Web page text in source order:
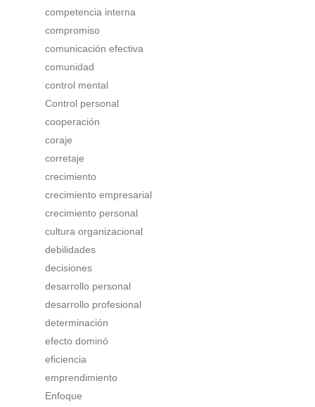
competencia interna
compromiso
comunicación efectiva
comunidad
control mental
Control personal
cooperación
coraje
corretaje
crecimiento
crecimiento empresarial
crecimiento personal
cultura organizacional
debilidades
decisiones
desarrollo personal
desarrollo profesional
determinación
efecto dominó
eficiencia
emprendimiento
Enfoque